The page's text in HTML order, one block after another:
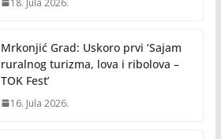
18. Jula 2026.
Mrkonjić Grad: Uskoro prvi ‘Sajam
ruralnog turizma, lova i ribolova –
TOK Fest’
16. Jula 2026.